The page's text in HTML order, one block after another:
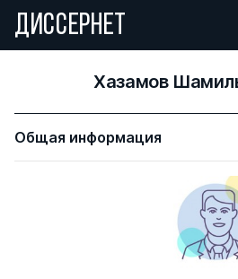
ДИССЕРНЕТ
Хазамов
Общая информация